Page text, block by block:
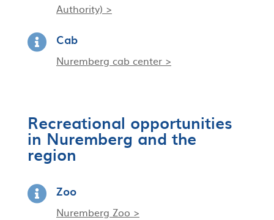
Authority) >
 Cab
Nuremberg cab center >
Recreational opportunities
in Nuremberg and the
region
 Zoo
Nuremberg Zoo >